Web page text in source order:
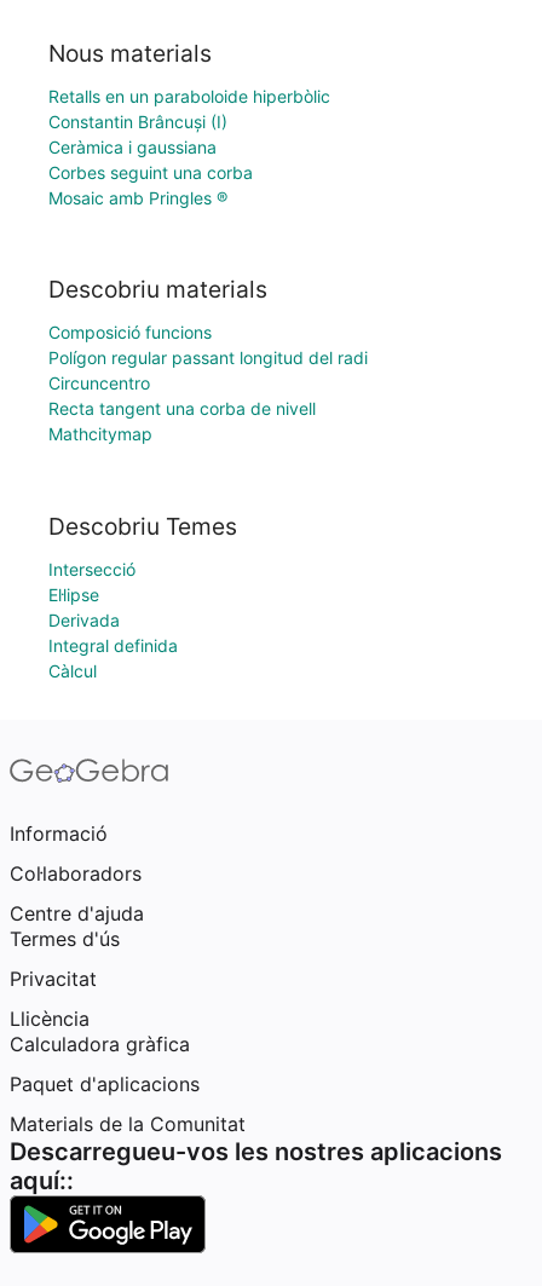
Nous materials
Retalls en un paraboloide hiperbòlic
Constantin Brâncuși (I)
Ceràmica i gaussiana
Corbes seguint una corba
Mosaic amb Pringles ®
Descobriu materials
Composició funcions
Polígon regular passant longitud del radi
Circuncentro
Recta tangent una corba de nivell
Mathcitymap
Descobriu Temes
Intersecció
El·lipse
Derivada
Integral definida
Càlcul
Informació
Col·laboradors
Centre d'ajuda
Termes d'ús
Privacitat
Llicència
Calculadora gràfica
Paquet d'aplicacions
Materials de la Comunitat
Descarregueu-vos les nostres aplicacions
aquí::